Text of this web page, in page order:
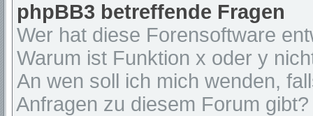
phpBB3 betreffende Fragen
Wer hat diese Forensoftware
Warum ist Funktion x oder y
An wen soll ich mich wenden,
Anfragen zu diesem Forum gibt?